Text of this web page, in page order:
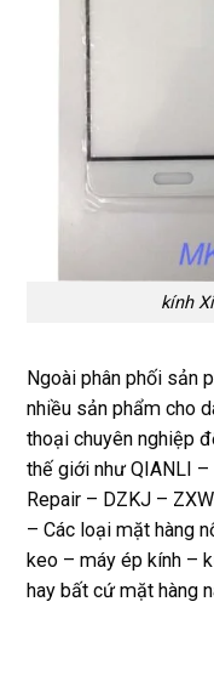
kính
Ngoài phân phối sản
nhiều sản phẩm cho
thoại chuyên nghiệp
thế giới như QIANLI
Repair – DZKJ –
– Các loại mặt hàng
keo – máy ép kính –
hay bất cứ mặt hàng